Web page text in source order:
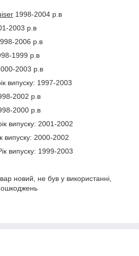
1998-2004 р.в
2003 р.в
2006 р.в
1999 р.в
2003 р.в
випуску: 1997-2003
2002 р.в
2000 р.в
випуску: 2001-2002
випуску: 2000-2002
випуску: 1999-2003
новий, не був у використанні,